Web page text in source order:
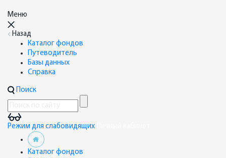
Меню
Назад
Каталог фондов
Путеводитель
Базы данных
Справка
Поиск
Режим для слабовидящих
Каталог фондов